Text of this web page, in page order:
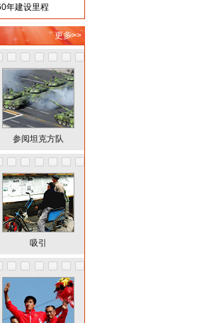
年建设里程
更多>>
参阅坦克方队
吸引